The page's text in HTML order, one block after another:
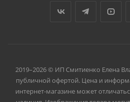
2019–2026 © ИП Смитиенко Елена
публичной офертой. Цена и
интернет-магазине может